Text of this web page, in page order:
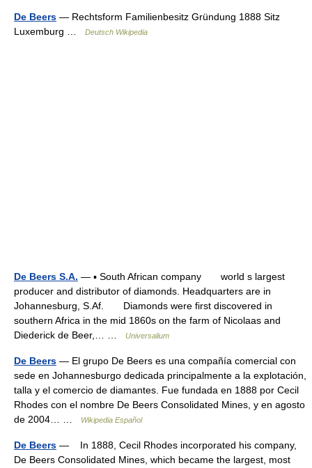
De Beers — Rechtsform Familienbesitz Gründung 1888 Sitz
Luxemburg …
Deutsch Wikipedia
De Beers S.A. — ▪ South African company world s largest
producer and distributor of diamonds. Headquarters are in
Johannesburg, S.Af. Diamonds were first discovered in
southern Africa in the mid 1860s on the farm of Nicolaas and
Diederick de Beer,… …
Universalium
De Beers — El grupo De Beers es una compañía comercial con
sede en Johannesburgo dedicada principalmente a la explotación,
talla y el comercio de diamantes. Fue fundada en 1888 por Cecil
Rhodes con el nombre De Beers Consolidated Mines, y en agosto
de 2004… …
Wikipedia Español
De Beers — In 1888, Cecil Rhodes incorporated his company,
De Beers Consolidated Mines, which became the largest, most